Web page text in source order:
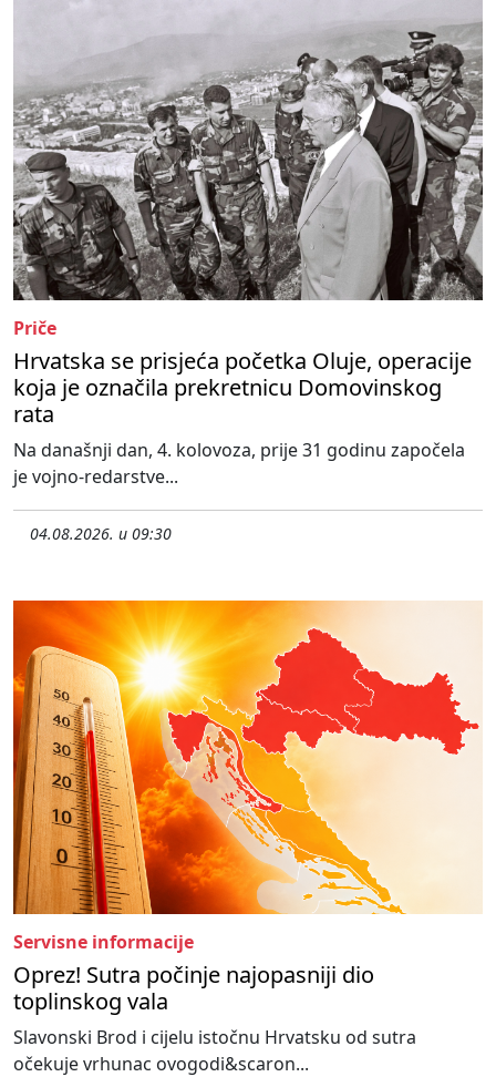
Priče
Hrvatska se prisjeća početka Oluje, operacije
koja je označila prekretnicu Domovinskog
rata
Na današnji dan, 4. kolovoza, prije 31 godinu započela
je vojno-redarstve...
04.08.2026. u 09:30
Servisne informacije
Oprez! Sutra počinje najopasniji dio
toplinskog vala
Slavonski Brod i cijelu istočnu Hrvatsku od sutra
očekuje vrhunac ovogodi&scaron...